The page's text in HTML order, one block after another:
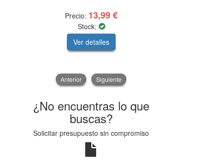
Precio: 13,99 €
Stock:
Ver detalles
Anterior Siguiente
¿No encuentras lo que
buscas?
Solicitar presupuesto sin compromiso